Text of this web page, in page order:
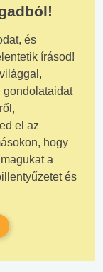
és
írásod!
gondolataidat
el az
hogy
a
és